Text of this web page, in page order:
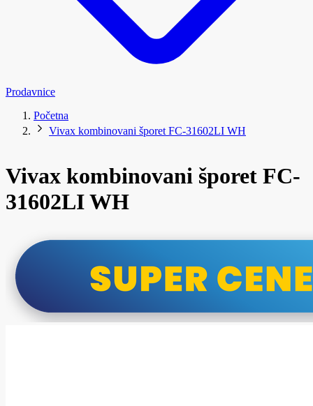
Prodavnice
Početna
Vivax kombinovani šporet FC-31602LI WH
Vivax kombinovani šporet FC-
31602LI WH